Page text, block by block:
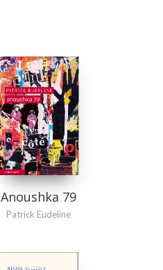
Anoushka 79
Patrick Eudeline